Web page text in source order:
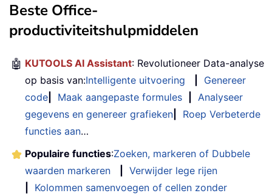
Beste Office-
productiviteitshulpmiddelen
🤖 KUTOOLS AI Assistant: Revolutioneer Data-analyse
op basis van:Intelligente uitvoering
Genereer
code
Maak aangepaste formules
Analyseer
gegevens en genereer grafieken
Roep Verbeterde
functies aan…
Populaire functies:Zoeken, markeren of Dubbele
waarden markeren
Verwijder lege rijen
Kolommen samenvoegen of cellen zonder